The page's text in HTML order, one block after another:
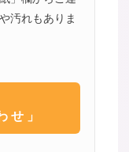
汚れもありま
せ」